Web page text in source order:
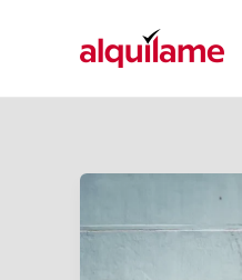
contenido
pagination